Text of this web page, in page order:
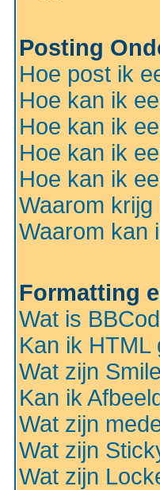
Posting
Hoe post ik
Hoe kan ik
Hoe kan ik
Hoe kan ik
Hoe kan ik
Waarom
Waarom kan
Formatting
Wat is
Kan ik HTML
Wat zijn
Kan ik
Wat zijn
Wat zijn
Wat zijn